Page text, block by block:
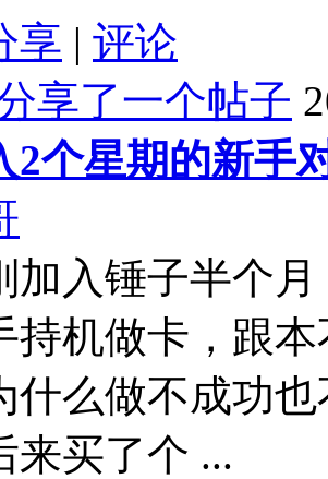
享 | 评论
享了一个帖子
2个星期的新手
加入锤子半个
持机做卡，跟
什么做不成功
来买了个 ...